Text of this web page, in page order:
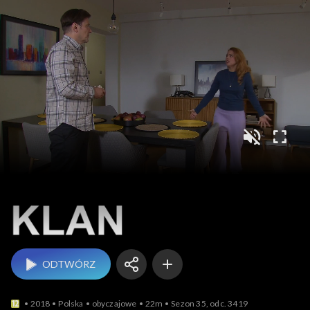
ODTWÓRZ
2018 Polska obyczajowe 22m Sezon 35, odc. 3419